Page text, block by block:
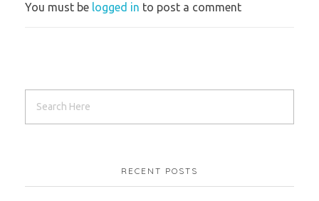
You must be logged in to post a comment
RECENT POSTS